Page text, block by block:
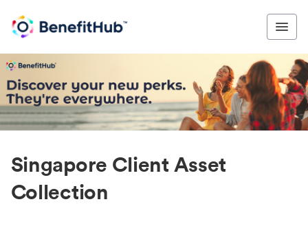
Singapore Client Asset
Collection